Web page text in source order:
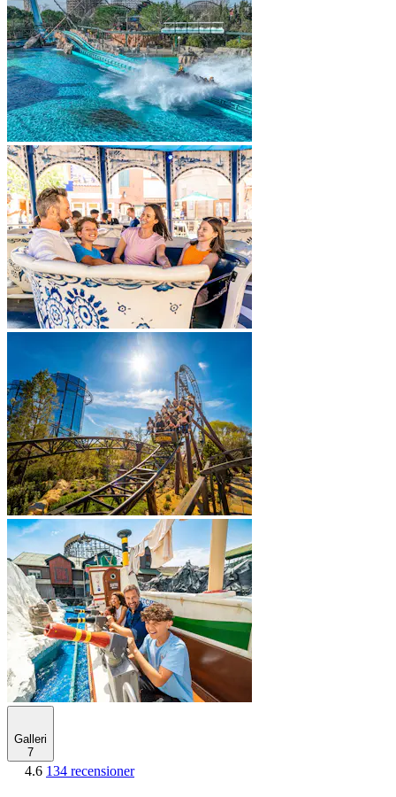
Galleri
7
4.6 134 recensioner